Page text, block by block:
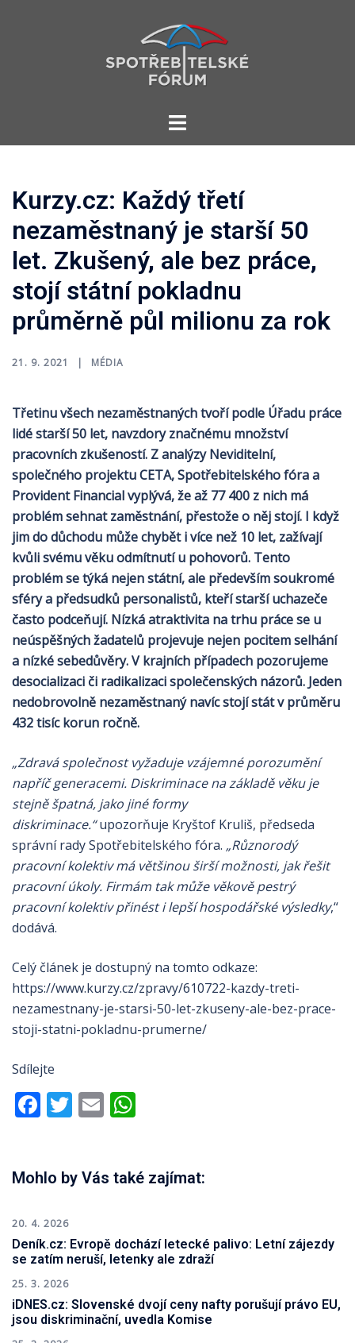
Toggle
Kurzy.cz: Každý třetí
nezaměstnaný je starší 50
let. Zkušený, ale bez práce,
stojí státní pokladnu
průměrně půl milionu za rok
21. 9. 2021 MÉDIA
Třetinu všech nezaměstnaných tvoří podle Úřadu práce
lidé starší 50 let, navzdory značnému množství
pracovních zkušeností. Z analýzy Neviditelní,
společného projektu CETA, Spotřebitelského fóra a
Provident Financial vyplývá, že až 77 400 z nich má
problém sehnat zaměstnání, přestože o něj stojí. I když
jim do důchodu může chybět i více než 10 let, zažívají
kvůli svému věku odmítnutí u pohovorů. Tento
problém se týká nejen státní, ale především soukromé
sféry a předsudků personalistů, kteří starší uchazeče
často podceňují. Nízká atraktivita na trhu práce se u
neúspěšných žadatelů projevuje nejen pocitem selhání
a nízké sebedůvěry. V krajních případech pozorujeme
desocializaci či radikalizaci společenských názorů. Jeden
nedobrovolně nezaměstnaný navíc stojí stát v průměru
432 tisíc korun ročně.
„Zdravá společnost vyžaduje vzájemné porozumění
napříč generacemi. Diskriminace na základě věku je
stejně špatná, jako jiné formy
diskriminace.“upozorňuje Kryštof Kruliš, předseda
správní rady Spotřebitelského fóra. „Různorodý
pracovní kolektiv má většinou širší možnosti, jak řešit
pracovní úkoly. Firmám tak může věkově pestrý
pracovní kolektiv přinést i lepší hospodářské výsledky,“
dodává.
Celý článek je dostupný na tomto odkaze:
https://www.kurzy.cz/zpravy/610722-kazdy-treti-
nezamestnany-je-starsi-50-let-zkuseny-ale-bez-prace-
stoji-statni-pokladnu-prumerne/
Sdílejte
Facebook
Twitter
Email
Mohlo by Vás také zajímat:
20. 4. 2026
Deník.cz: Evropě dochází letecké palivo: Letní zájezdy
se zatím neruší, letenky ale zdraží
25. 3. 2026
iDNES.cz: Slovenské dvojí ceny nafty porušují právo EU,
jsou diskriminační, uvedla Komise